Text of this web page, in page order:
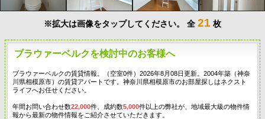
※拡大は画像をタップしてください。 全 21 枚
ブラウァーベルクを検討中のお客様へ
ブラウァーベルクの賃貸情報。（空室0件）2026年8月08日更新。2004年築（神奈
川県相模原市）の賃貸アパートです。神奈川県相模原市のお部屋探しはネクスト
ライフへお任せください。
年間お問い合わせ数22,000件、成約数5,000件以上の弊社が、地域最大級の物件情
報から最新の物件情報をご紹介させていただきます。